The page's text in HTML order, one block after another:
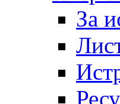
За